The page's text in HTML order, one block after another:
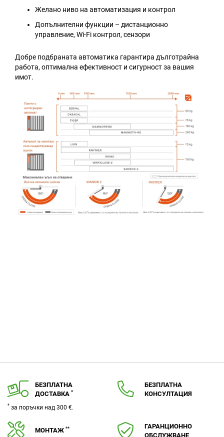
Желано ниво на автоматизация и контрол
Допълнителни функции – дистанционно
управление, Wi-Fi контрол, сензори
Добре подбраната автоматика гарантира дълготрайна
работа, оптимална ефективност и сигурност за вашия
имот.
БЕЗПЛАТНА
ДОСТАВКА *
* за поръчки над 300 €.
БЕЗПЛАТНА
КОНСУЛТАЦИЯ
МОНТАЖ **
ГАРАНЦИОННО
ОБСЛУЖВАНЕ